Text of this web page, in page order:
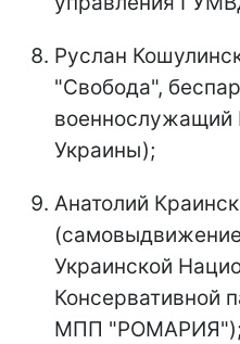
Руслан
"Свобода",
военнослужащий
Украины);
Анатолий
Украинской
Консервативной
МПП "РОМАРИЯ");